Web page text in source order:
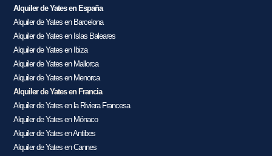
Alquiler de Yates en España
Alquiler de Yates en Barcelona
Alquiler de Yates en Islas Baleares
Alquiler de Yates en Ibiza
Alquiler de Yates en Mallorca
Alquiler de Yates en Menorca
Alquiler de Yates en Francia
Alquiler de Yates en la Riviera Francesa
Alquiler de Yates en Mónaco
Alquiler de Yates en Antibes
Alquiler de Yates en Cannes